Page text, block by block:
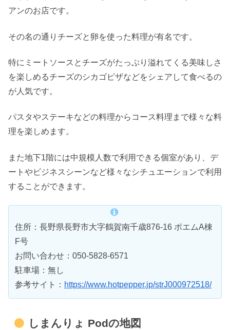
アンのお店です。
その名の通りチーズと卵を使った料理が有名です。
特にミートソースとチーズがたっぷり溢れてくる美味しさ
を楽しめるチーズのシカゴピザなどをシェアして食べるの
が人気です。
パスタやステーキなどの料理からコース料理まで様々な料
理を楽しめます。
また地下1階には中規模人数で利用できる個室があり、デ
ートやビジネスシーンなど様々なシチュエーションで利用
することができます。
住所：長野県長野市大字鶴賀南千歳876-16 ポエムA棟
F号
お問い合わせ：050-5828-6571
駐車場：無し
参考サイト： https://www.hotpepper.jp/strJ000972518/
しまんりょ Podの地図